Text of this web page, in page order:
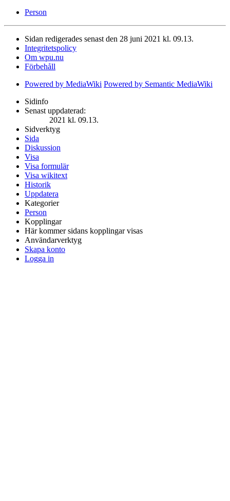
Person
Sidan redigerades senast den 28 juni 2021 kl. 09.13.
Integritetspolicy
Om wpu.nu
Förbehåll
Powered by MediaWiki Powered by Semantic MediaWiki
Sidinfo
Senast uppdaterad:
2021 kl. 09.13.
Sidverktyg
Sida
Diskussion
Visa
Visa formulär
Visa wikitext
Historik
Uppdatera
Kategorier
Person
Kopplingar
Här kommer sidans kopplingar visas
Användarverktyg
Skapa konto
Logga in